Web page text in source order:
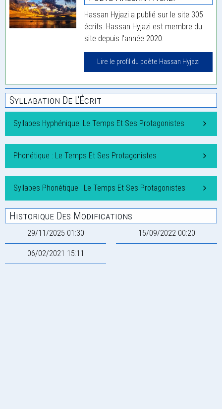
Hassan Hyjazi a publié sur le site 305
écrits. Hassan Hyjazi est membre du
site depuis l'année 2020.
Lire le profil du poète Hassan Hyjazi
Syllabation De L'Écrit
Syllabes Hyphénique: Le Temps Et Ses Protagonistes
Phonétique : Le Temps Et Ses Protagonistes
Syllabes Phonétique : Le Temps Et Ses Protagonistes
Historique Des Modifications
29/11/2025 01:30 15/09/2022 00:20
06/02/2021 15:11